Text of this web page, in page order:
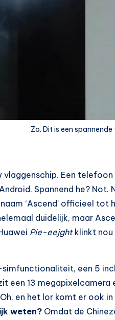
Zo. Dit is een
vlaggenschip. Een
Spannend he?
‘Ascend’ officieel tot
duidelijk, maar
Pie-eejghtklinkt nou
een 5
een 13
en het lor komt er ook in
weten? Omdat de